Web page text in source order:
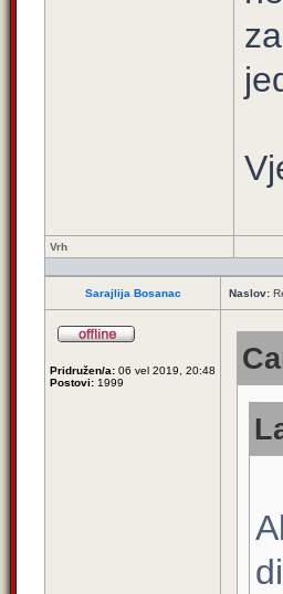
Vrh
Sarajlija Bosanac Naslov:
Pridružen/a: 06 vel 2019, 20:48
Postovi: 1999